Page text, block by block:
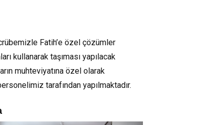
Fatih’e özel çözümler
kullanarak taşıması yapılacak
muhteviyatına özel olarak
tarafından yapılmaktadır.